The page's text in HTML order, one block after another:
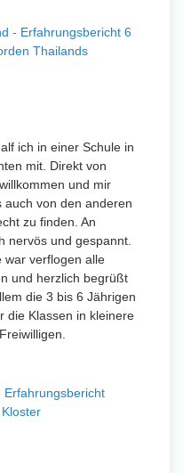
- Erfahrungsbericht 6
Thailands
ich in einer Schule in
mit. Direkt von
und mir
auch von den anderen
zu finden. An
nervös und gespannt.
war verflogen alle
und herzlich begrüßt
die 3 bis 6 Jährigen
die Klassen in kleinere
Erfahrungsbericht